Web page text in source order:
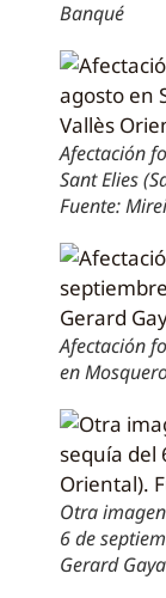
Banqué
Afectación
Sant Elies
Fuente:
Afectación
en
Otra
6 de
Gerard Gaya